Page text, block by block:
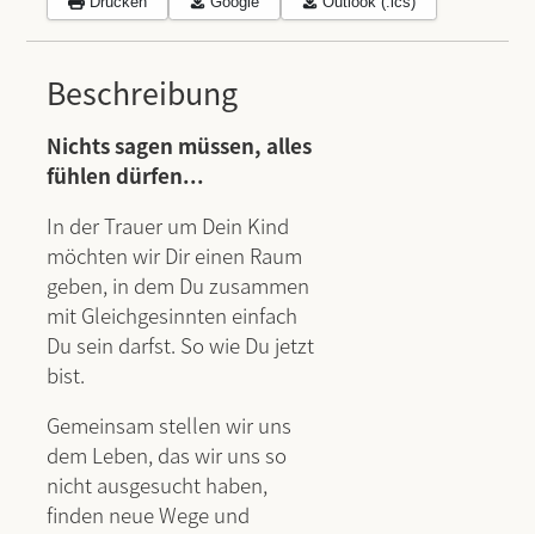
Beschreibung
Nichts sagen müssen, alles
fühlen dürfen...
In der Trauer um Dein Kind
möchten wir Dir einen Raum
geben, in dem Du zusammen
mit Gleichgesinnten einfach
Du sein darfst. So wie Du jetzt
bist.
Gemeinsam stellen wir uns
dem Leben, das wir uns so
nicht ausgesucht haben,
finden neue Wege und